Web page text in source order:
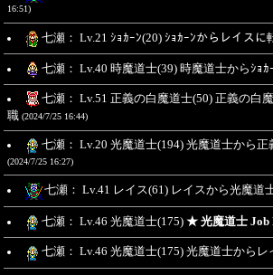
16:51)
七瀬： Lv.21 ｼｮｶｰﾝ(20) ｼｮｶｰﾝからレイスに
七瀬： Lv.40 時魔道士(39) 時魔道士からｼｮｶ
七瀬： Lv.51 正義の白魔道士(50) 正義の白
職 (2024/7/25 16:44)
七瀬： Lv.20 光魔道士(194) 光魔道士から
(2024/7/25 16:27)
七瀬： Lv.41 レイス(61) レイスから光魔道
七瀬： Lv.46 光魔道士(175) ★ 光魔道士 Job
七瀬： Lv.46 光魔道士(175) 光魔道士からレ